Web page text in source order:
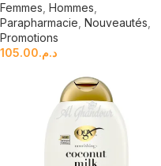
Femmes Hommes
Parapharmacie Nouveautés
Promotions
د.م.105.00